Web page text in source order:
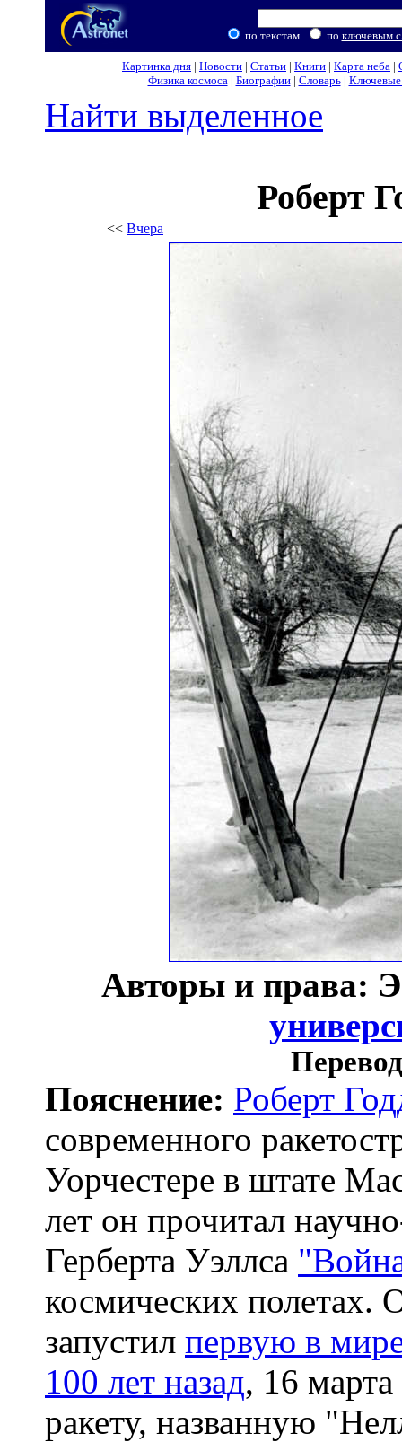
по текстам по ключевым
Картинка дня | Новости | Статьи | Книги | Карта неба |
Физика космоса| Биографии| Словарь| Ключевые
Найти выделенное
Роберт
<< Вчера
Авторы и права:
Пояснение: Роберт
современного
Уорчестере в штате
лет он прочитал
Герберта Уэллса
космических полетах.
запустил первую в
100 лет назад, 16
ракету, названную